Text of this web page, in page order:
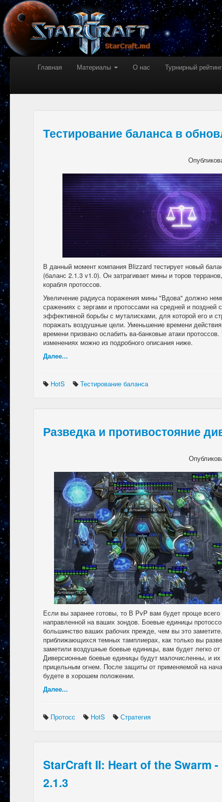
Главная Материалы О нас Турнирный рейтинг
Тестирование баланса в
В данный момент компания Blizzard тестирует новый
(баланс 2.1.3 v1.0). Он затрагивает мины и торов
корабля протоссов.
Увеличение радиуса поражения мины "Вдова" должно
сражениях с зергами и протоссами на средней и поздней
эффективной борьбы с муталисками, для которой его и
поражать воздушные цели. Уменьшение времени
времени призвано ослабить ва-банковые атаки
изменениях можно из подробного описания ниже.
Далее...
HotS Тестирование баланса
Разведка и противостояние
Если вы заранее готовы, то В PvP вам будет проще
направленной на ваших зондов. Боевые единицы
большинство ваших рабочих прежде, чем вы это
приближающихся темных тамплиерах, как только вы
заметили воздушные боевые единицы, вам будет легко от
Диверсионные боевые единицы будут малочисленны, и
прицельным огнем. После защиты от применяемой на
будете в хорошем положении.
Далее...
Протосс HotS Стратегия
StarCraft II: Heart of the Swarm
2.1.3